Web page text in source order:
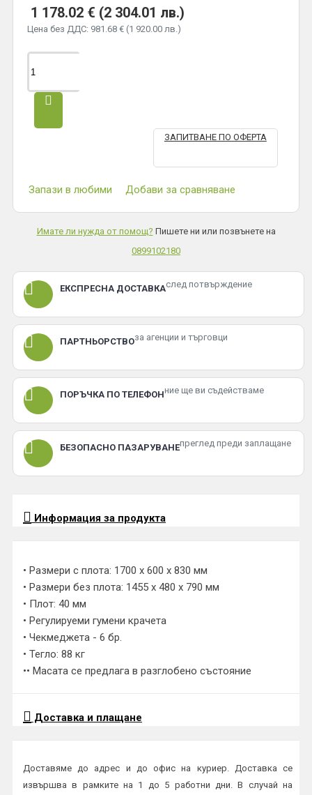
1 178.02 € (2 304.01 лв.)
Цена без ДДС: 981.68 € (1 920.00 лв.)
ЗАПИТВАНЕ ПО ОФЕРТА
Запази в любими Добави за сравняване
Имате ли нужда от помощ? Пишете ни или позвънете на
0899102180
ЕКСПРЕСНА ДОСТАВКАслед потвърждение
ПАРТНЬОРСТВОза агенции и търговци
ПОРЪЧКА ПО ТЕЛЕФОНние ще ви съдействаме
БЕЗОПАСНО ПАЗАРУВАНЕпреглед преди заплащане
Информация за продукта
• Размери с плота: 1700 х 600 х 830 мм
• Размери без плота: 1455 х 480 х 790 мм
• Плот: 40 мм
• Регулируеми гумени крачета
• Чекмеджета - 6 бр.
• Тегло: 88 кг
•• Масата се предлага в разглобено състояние
Доставка и плащане
Доставяме до адрес и до офис на куриер. Доставка се
извършва в рамките на 1 до 5 работни дни. В случай на